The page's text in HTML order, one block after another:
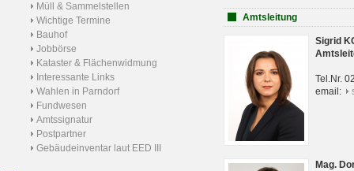
Müll & Sammelstellen
Wichtige Termine
Bauhof
Jobbörse
Kataster & Flächenwidmung
Interessante Links
Wahlen in Parndorf
Fundwesen
Amtssignatur
Postpartner
Gebäudeinventar laut EED III
Amtsleitung
Sigrid
Tel.Nr.
email:
Mag.